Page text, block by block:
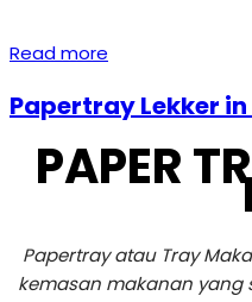
Read more
Papertray Lekker
PAPER
Papertray atau Tray
kemasan makanan yang